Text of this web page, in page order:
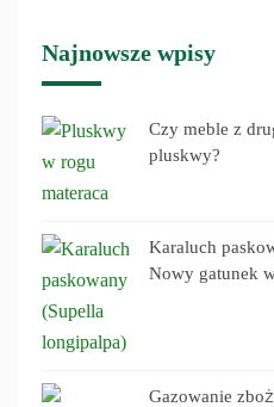
Najnowsze wpisy
Czy meble z
pluskwy?
Karaluch
Nowy gatunek
Gazowanie